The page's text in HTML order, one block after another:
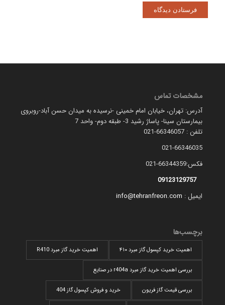
مشخصات تماس
آدرس: تهران، خیابان امام خمینی -نرسیده به میدان حسن آباد-روبروی
بیمارستان سینا- پاساژ رشید 3- طبقه دوم- واحد 7
تلفن : 66346057-021
021-66346035
فکس:66344359-021
09123129757
ایمیل : info@tehranfreon.com
برچسب‌ها
اهمیت خرید کپسول گاز مبرد ۴۱۰ اهمیت خرید گاز مبرد R410
بررسی اهمیت خرید گاز مبرد r404a در صنایع
بررسی قیمت گاز فریون خرید و فروش کپسول گاز 404